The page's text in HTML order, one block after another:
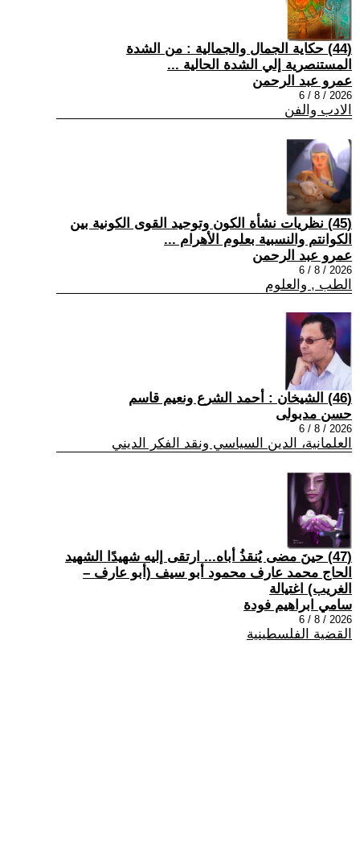
(44) حكاية الجمال والجمالية : من الشدة
المستنصرية إلي الشدة الحالية ...
عمرو عبد الرحمن
2026 / 8 / 6
الادب والفن
(45) نظريات نشأة الكون وتوحيد القوى الكونية بين
الكوانتم والنسبية بعلوم الأهرام ...
عمرو عبد الرحمن
2026 / 8 / 6
الطب , والعلوم
(46) الشيخان : أحمد الشرع ونعيم قاسم
حسن مدبولى
2026 / 8 / 6
العلمانية، الدين السياسي ونقد الفكر الديني
(47) حينَ مضى يُنقذُ أباه... ارتقى إليه شهيدًا الشهيد
الحاج محمد عارف محمود أبو سيف (أبو عارف –
الغريب) اغتيالة
سامي ابراهيم فودة
2026 / 8 / 6
القضية الفلسطينية